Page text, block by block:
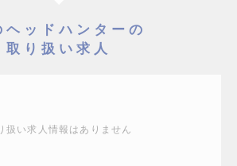
ヘッドハンターの
取り扱い求人
扱い求人情報はありません